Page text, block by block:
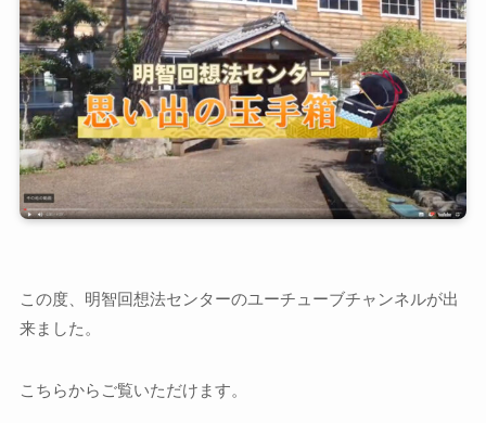
この度、明智回想法センターのユーチューブチャンネルが出
来ました。
こちらからご覧いただけます。